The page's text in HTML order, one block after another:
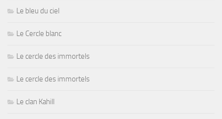
Le bleu du ciel
Le Cercle blanc
Le cercle des immortels
Le cercle des immortels
Le clan Kahill